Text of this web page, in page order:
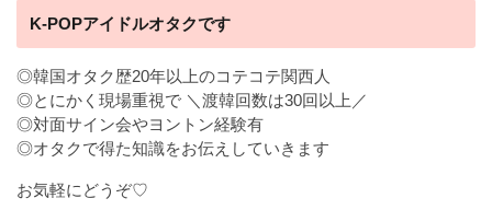
K-POPアイドルオタクです
◎韓国オタク歴20年以上のコテコテ関西人
◎とにかく現場重視で ＼渡韓回数は30回以上／
◎対面サイン会やヨントン経験有
◎オタクで得た知識をお伝えしていきます
お気軽にどうぞ♡